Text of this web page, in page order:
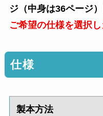
ジ（中身は36ページ）
ご希望の仕様を選択
仕様
製本方法